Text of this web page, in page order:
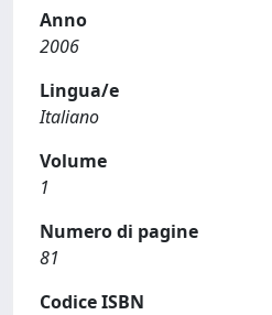
Anno
2006
Lingua/e
Italiano
Volume
1
Numero di pagine
81
Codice ISBN